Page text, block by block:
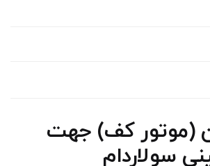
(موتور کف) جهت
سولاردام